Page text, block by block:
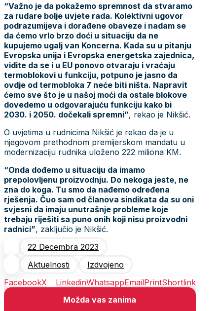
“Važno je da pokažemo spremnost da stvaramo
za rudare bolje uvjete rada. Kolektivni ugovor
podrazumijeva i dorađene obaveze i nadam se
da ćemo vrlo brzo doći u situaciju da ne
kupujemo ugalj van Koncerna. Kada su u pitanju
Evropska unija i Evropska energetska zajednica,
vidite da se i u EU ponovo otvaraju i vraćaju
termoblokovi u funkciju, potpuno je jasno da
ovdje od termobloka 7 neće biti ništa. Napravit
ćemo sve što je u našoj moći da ostale blokove
dovedemo u odgovarajuću funkciju kako bi
2030. i 2050. dočekali spremni”, rekao je Nikšić.
O uvjetima u rudnicima Nikšić je rekao da je u
njegovom prethodnom premijerskom mandatu u
modernizaciju rudnika uloženo 222 miliona KM.
“Onda dođemo u situaciju da imamo
prepolovljenu proizvodnju. Do nekoga jeste, ne
zna do koga. Tu smo da nađemo određena
rješenja. Čuo sam od članova sindikata da su oni
svjesni da imaju unutrašnje probleme koje
trebaju riješiti sa puno onih koji nisu proizvodni
radnici”, zaključio je Nikšić.
22 Decembra 2023
Aktuelnosti
Izdvojeno
FacebookX LinkedinWhatsappEmailPrintShortlink
Možda vas zanima